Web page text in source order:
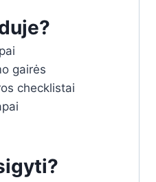
gairės
checklistai